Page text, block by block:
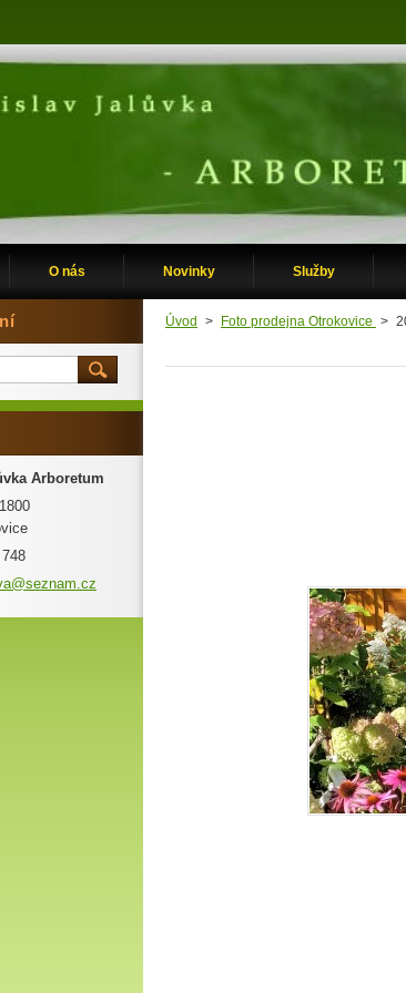
O nás Novinky Služby
Úvod > Foto prodejna Otrokovice >
Arboretum
seznam.cz